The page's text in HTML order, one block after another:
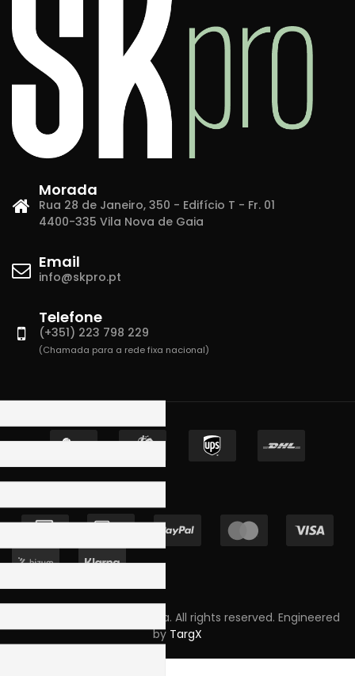
Morada
Rua 28 de Janeiro, 350 - Edifício T - Fr. 01
4400-335 Vila Nova de Gaia
Email
info@skpro.pt
Telefone
(+351) 223 798 229
(Chamada para a rede fixa nacional)
Copyright © 2023 Skpro, Lda. All rights reserved. Engineered
by TargX